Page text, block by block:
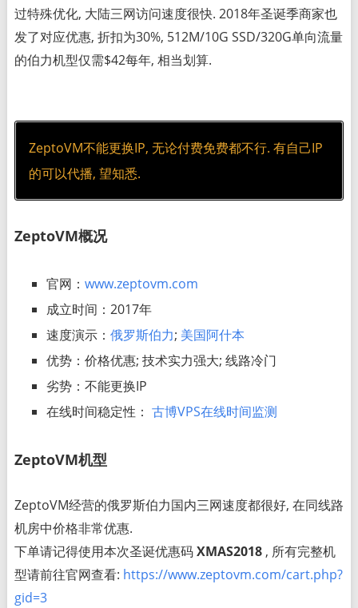
过特殊优化, 大陆三网访问速度很快. 2018年圣诞季商家也
发了对应优惠, 折扣为30%, 512M/10G SSD/320G单向流量
的伯力机型仅需$42每年, 相当划算.
ZeptoVM不能更换IP, 无论付费免费都不行. 有自己IP
的可以代播, 望知悉.
ZeptoVM概况
官网： www.zeptovm.com
成立时间：2017年
速度演示： 俄罗斯伯力; 美国阿什本
优势：价格优惠; 技术实力强大; 线路冷门
劣势：不能更换IP
在线时间稳定性： 古博VPS在线时间监测
ZeptoVM机型
ZeptoVM经营的俄罗斯伯力国内三网速度都很好, 在同线路
机房中价格非常优惠.
下单请记得使用本次圣诞优惠码XMAS2018, 所有完整机
型请前往官网查看: https://www.zeptovm.com/cart.php?
gid=3